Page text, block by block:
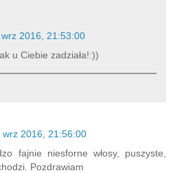
wrz 2016, 21:53:00
u Ciebie zadziała!:))
wrz 2016, 21:56:00
fajnie niesforne włosy, puszyste,
Pozdrawiam